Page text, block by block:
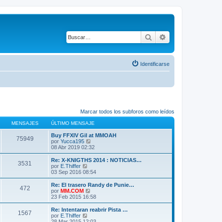
Buscar
Identificarse
Marcar todos los subforos como leídos
MENSAJES ÚLTIMO MENSAJE
75949
Buy FFXIV Gil at MMOAH
por Yucca195
e
r
ú
t
m
o
m
e
s
08 Abr 2019 02:32
3531
Re: X-KNIGTHS 2014 : NOTICIAS…
por E.Thiffer
e
r
ú
l
t
o
m
03 Sep 2016 08:54
472
Re: El trasero Randy de Punie…
por MM.COM
e
r
ú
t
23 Feb 2015 16:58
1567
Re: Intentaran reabrir Pista …
por E.Thiffer
e